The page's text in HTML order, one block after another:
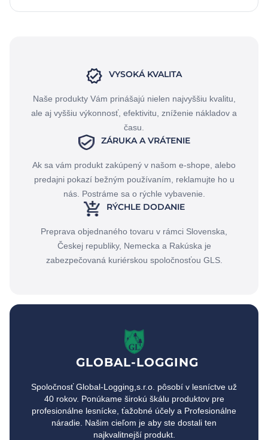
VYSOKÁ KVALITA
Naše produkty Vám prinášajú nielen najvyššiu kvalitu,
ale aj vyššiu výkonnosť, efektivitu, zníženie nákladov a
času.
ZÁRUKA A VRÁTENIE
Ak sa vám produkt zakúpený v našom e-shope, alebo
predajni pokazí bežným používaním, reklamujte ho u
nás. Postráme sa o rýchle vybavenie.
RÝCHLE DODANIE
Preprava objednaného tovaru v rámci Slovenska,
Českej republiky, Nemecka a Rakúska je
zabezpečovaná kuriérskou spoločnosťou GLS.
GLOBAL-LOGGING
Spoločnosť Global-Logging,s.r.o. pôsobí v lesníctve už
40 rokov. Ponúkame širokú škálu produktov pre
profesionálne lesnícke, ťažobné účely a Profesionálne
náradie. Našim cieľom je aby ste dostali ten
najkvalitnejší produkt.